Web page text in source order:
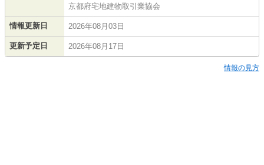
京都府宅地建物取引業協会
情報更新日 2026年08月03日
更新予定日 2026年08月17日
情報の見方